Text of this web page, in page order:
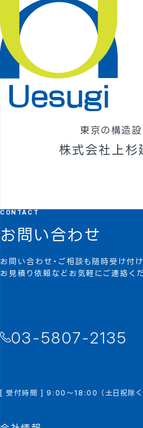
東京の構造
株式会社上杉
CONTACT
お問い合わせ
お問い合わせ・ご相談も随時受け付け
お見積り依頼などお気軽にご連絡くだ
03-5807-2135
[ 受付時間 ] 9:00～18:00 （土日祝除く